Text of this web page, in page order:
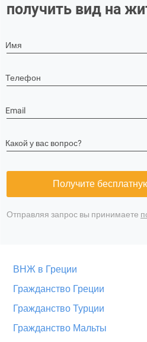
получить вид на
Имя
Телефон
Email
Какой у вас вопрос?
Получите
Отправляя запрос вы принимаете
ВНЖ в Греции
Гражданство Греции
Гражданство Турции
Гражданство Мальты